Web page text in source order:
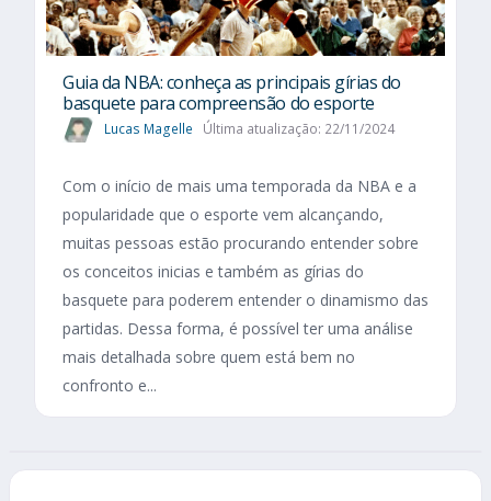
Guia da NBA: conheça as principais gírias do
basquete para compreensão do esporte
Lucas Magelle Última atualização: 22/11/2024
Com o início de mais uma temporada da NBA e a
popularidade que o esporte vem alcançando,
muitas pessoas estão procurando entender sobre
os conceitos inicias e também as gírias do
basquete para poderem entender o dinamismo das
partidas. Dessa forma, é possível ter uma análise
mais detalhada sobre quem está bem no
confronto e...